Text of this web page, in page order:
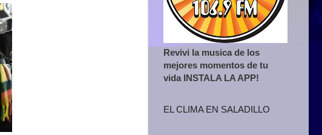
Revivi la musica de los
mejores momentos de tu
vida INSTALA LA APP!
EL CLIMA EN SALADILLO